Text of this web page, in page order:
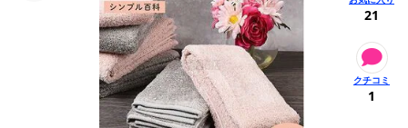
21
1